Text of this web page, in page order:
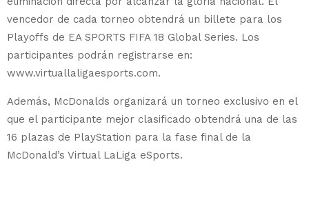
vencedor de cada torneo obtendrá un billete para los
Playoffs de EA SPORTS FIFA 18 Global Series. Los
participantes podrán registrarse en:
www.virtuallaligaesports.com.
Además, McDonalds organizará un torneo exclusivo en el
que el participante mejor clasificado obtendrá una de las
16 plazas de PlayStation para la fase final de la
McDonald’s Virtual LaLiga eSports.